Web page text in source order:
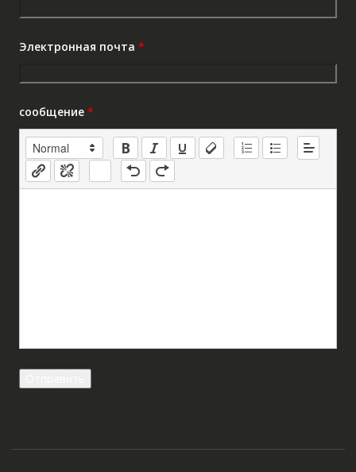
Электронная почта *
сообщение *